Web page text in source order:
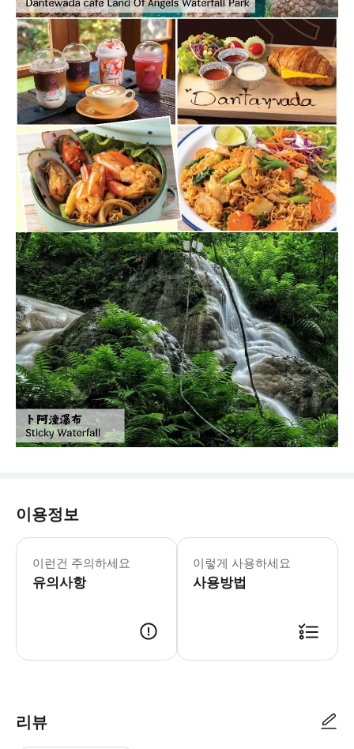
이용정보
이런건 주의하세요
유의사항
이렇게 사용하세요
사용방법
리뷰